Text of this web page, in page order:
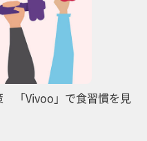
「Vivoo」で食習慣を見